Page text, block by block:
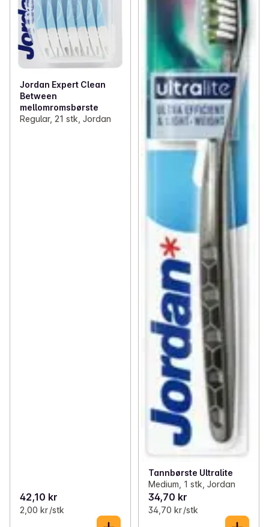
Jordan Expert Clean
Between
mellomromsbørste
Regular, 21 stk, Jordan
42,10 kr
2,00 kr /stk
Tannbørste Ultralite
Medium, 1 stk, Jordan
34,70 kr
34,70 kr /stk